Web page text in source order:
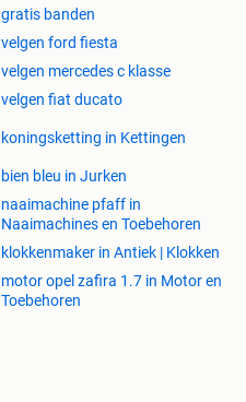
gratis banden
velgen ford fiesta
velgen mercedes c klasse
velgen fiat ducato
koningsketting in Kettingen
bien bleu in Jurken
naaimachine pfaff in
Naaimachines en Toebehoren
klokkenmaker in Antiek | Klokken
motor opel zafira 1.7 in Motor en
Toebehoren